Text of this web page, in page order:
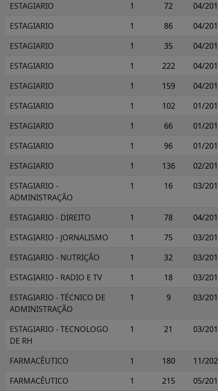
ESTAGIARIO 1 72
04/
ESTAGIARIO
1 86
04/
ESTAGIARIO
1 35
04/
ESTAGIARIO
1 222
04/
ESTAGIARIO
1 159
04/
ESTAGIARIO
1 102
01/
ESTAGIARIO
1 66
01/
ESTAGIARIO
1 96
01/
ESTAGIARIO
1 136
02/
ESTAGIARIO -
ADMINISTRAÇÃO
1 16 03/
ESTAGIARIO - DIREITO 1 78
04/
ESTAGIARIO - JORNALISMO
1 75
03/
ESTAGIARIO - NUTRIÇÃO
1 32
03/
ESTAGIARIO - RADIO E TV
1 18
03/
ESTAGIARIO - TÉCNICO DE
ADMINISTRAÇÃO
1 9 03/
ESTAGIARIO - TECNOLOGO
DE RH
1 21 03/
FARMACÊUTICO 1 180
11/
FARMACÊUTICO
1 215
05/